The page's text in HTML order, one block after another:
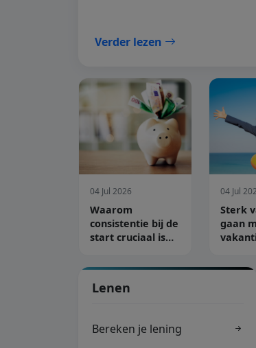
Verder lezen
04 Jul 2026
Waarom
consistentie bij de
start cruciaal is
04 Jul
Sterk
gaan
Lenen
Bereken je lening